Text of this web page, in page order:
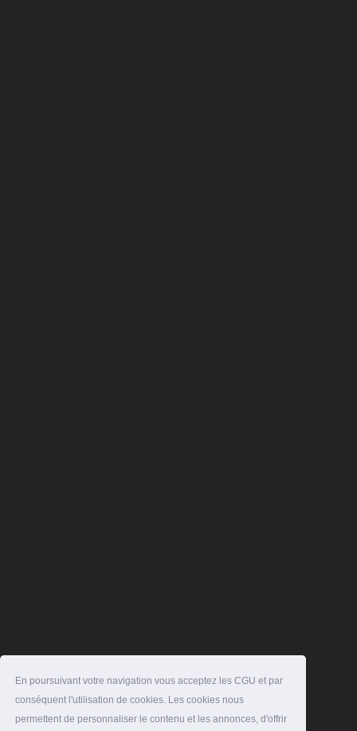
En poursuivant votre navigation vous acceptez les CGU et par
conséquent l'utilisation de cookies. Les cookies nous
permettent de personnaliser le contenu et les annonces, d'offrir